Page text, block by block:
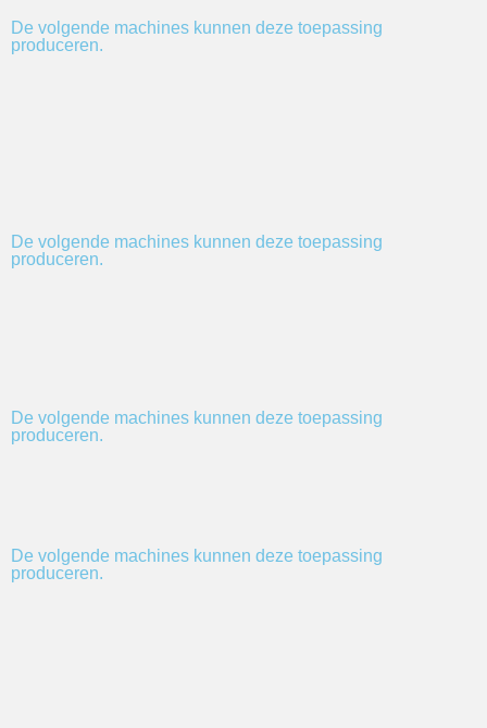
De volgende machines kunnen deze toepassing
produceren.
De volgende machines kunnen deze toepassing
produceren.
De volgende machines kunnen deze toepassing
produceren.
De volgende machines kunnen deze toepassing
produceren.